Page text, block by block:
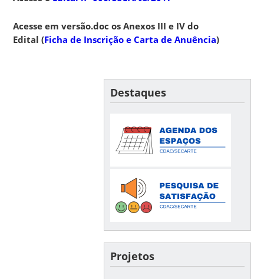
Acesse em versão.doc os Anexos III e IV do
Edital (Ficha de Inscrição e Carta de Anuência)
Destaques
Projetos